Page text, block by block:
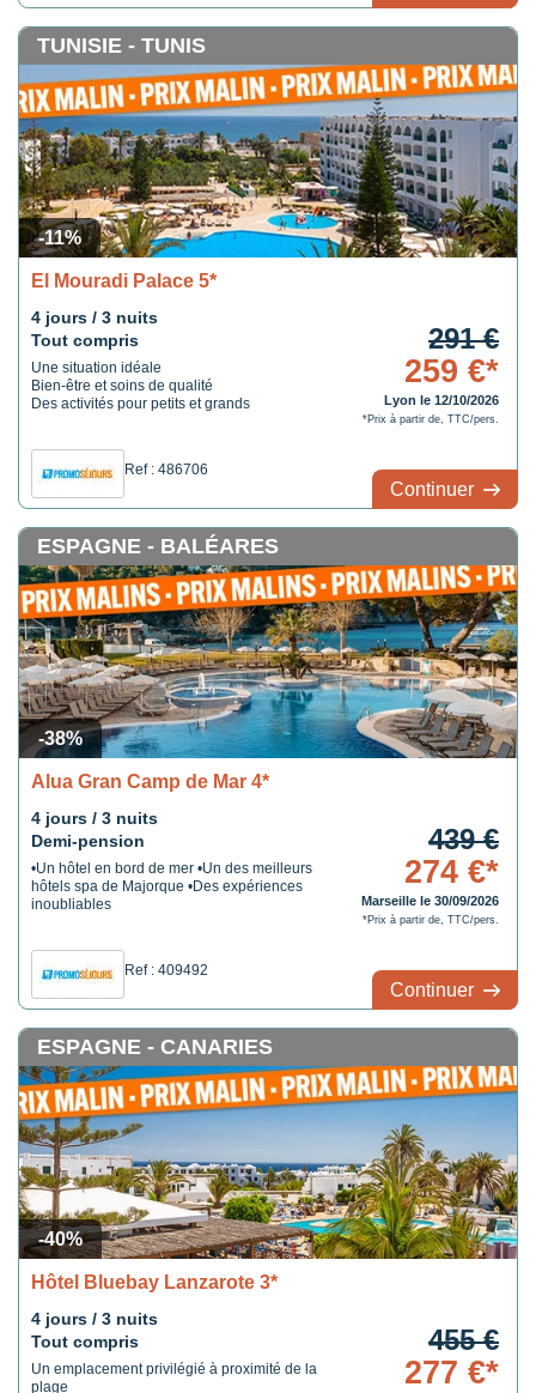
-11%
TUNISIE - TUNIS
El Mouradi Palace 5*
4 jours / 3 nuits
Tout compris
Une situation idéale
Bien-être et soins de qualité
Des activités pour petits et grands
Ref : 486706
291 €
259 €*
Lyon le 12/10/2026
*Prix à partir de, TTC/pers.
Continuer
-38%
ESPAGNE - BALÉARES
Alua Gran Camp de Mar 4*
4 jours / 3 nuits
Demi-pension
•Un hôtel en bord de mer •Un des meilleurs
hôtels spa de Majorque •Des expériences
inoubliables
Ref : 409492
439 €
274 €*
Marseille le 30/09/2026
*Prix à partir de, TTC/pers.
Continuer
-40%
ESPAGNE - CANARIES
Hôtel Bluebay Lanzarote 3*
4 jours / 3 nuits
Tout compris
Un emplacement privilégié à proximité de la
plage
455 €
277 €*